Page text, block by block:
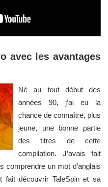
avec les avantages
Né au tout début des
années 90, j’ai eu la
chance de connaître, plus
jeune, une bonne partie
des titres de cette
compilation. J’avais fait
comprendre un mot d’anglais
fait découvrir TaleSpin et sa